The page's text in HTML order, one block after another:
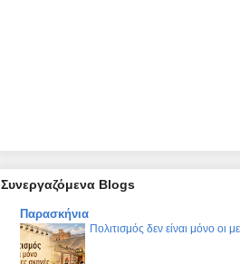
Συνεργαζόμενα Blogs
Παρασκήνια
Πολιτισμός δεν είναι μόνο οι